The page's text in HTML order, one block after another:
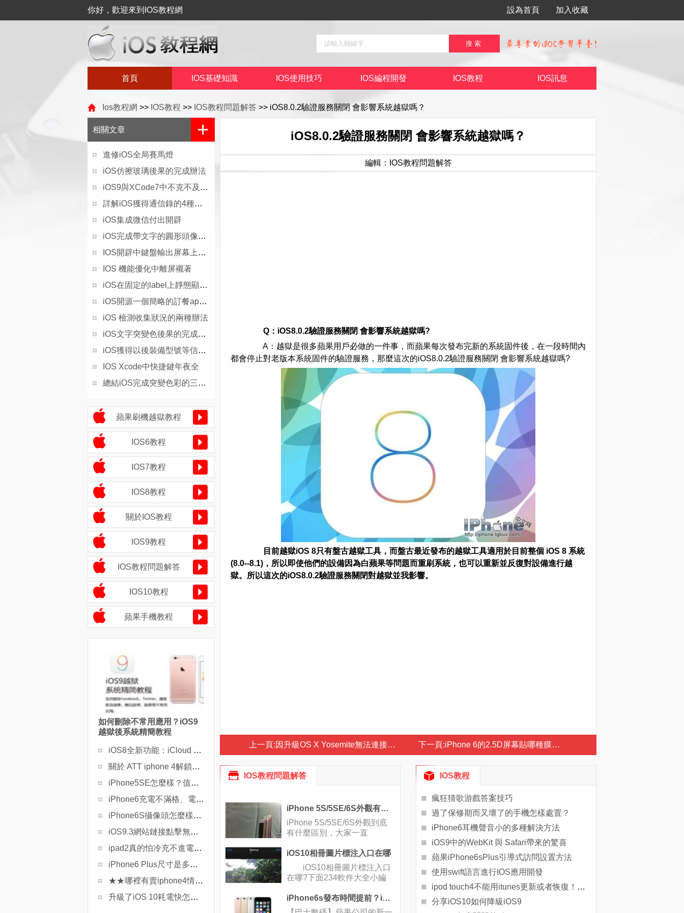
你好，歡迎來到IOS教程網 設為首頁 加入收藏
首頁 IOS基礎知識 IOS使用技巧 IOS編程開發 IOS教程 IOS訊息
Ios教程網 >> IOS教程 >> IOS教程問題解答 >> iOS8.0.2驗證服務關閉 會影響系統越獄嗎？
iOS8.0.2驗證服務關閉 會影響系統越獄嗎？
編輯：IOS教程問題解答
Q：iOS8.0.2驗證服務關閉 會影響系統越獄嗎?
A：越獄是很多蘋果用戶必做的一件事，而蘋果每次發布完新的系統固件後，在一段時間內
都會停止對老版本系統固件的驗證服務，那麼這次的iOS8.0.2驗證服務關閉 會影響系統越獄嗎?
目前越獄iOS 8只有盤古越獄工具，而盤古最近發布的越獄工具適用於目前整個 iOS 8 系統
(8.0--8.1)，所以即使他們的設備因為白蘋果等問題而重刷系統，也可以重新並反復對設備進行越
獄。所以這次的iOS8.0.2驗證服務關閉對越獄並我影響。
上一頁:因升級OS X Yosemite無法連接網絡怎麼辦？ 下一頁:iPhone 6的2.5D屏幕貼哪種膜好？怎麼貼？
IOS教程問題解答
iPhone 5S/5SE/6S外觀有什麼區別？真機對比
iPhone 5S/5SE/6S外觀到底
有什麼區別，大家一直
iOS10相冊圖片標注入口在哪
iOS10相冊圖片標注入口
在哪?下面234軟件大全小編
iPhone6s發布時間提前？iPhone6s上市時間曝光
IOS教程
瘋狂猜歌游戲答案技巧
過了保修期而又壞了的手機怎樣處置？
iPhone6耳機聲音小的多種解決方法
iOS9中的WebKit 與 Safari帶來的驚喜
蘋果iPhone6sPlus引導式訪問設置方法
使用swift語言進行IOS應用開發
ipod touch4不能用itunes更新或者恢復！！！
分享iOS10如何降級iOS9
相關文章 +
進修iOS全局賽馬燈
iOS仿擦玻璃後果的完成辦法
iOS9與XCode7中不克不及應用http銜接的疾速處理方法
詳解iOS獲得通信錄的4種方法
iOS集成微信付出開辟
iOS完成帶文字的圓形頭像後果
IOS開辟中鍵盤輸出屏幕上移的處理辦法
IOS 機能優化中離屏襯著
iOS在固定的label上靜態顯示一切文字
iOS開源一個簡略的訂餐app UI框架
iOS 檢測收集狀況的兩種辦法
iOS文字突變色後果的完成辦法
iOS獲得以後裝備型號等信息(全)包括iPhone7和iPhone7P
IOS Xcode中快捷鍵年夜全
總結iOS完成突變色彩的三種辦法
蘋果刷機越獄教程
IOS6教程
IOS7教程
IOS8教程
關於IOS教程
IOS9教程
IOS教程問題解答
IOS10教程
蘋果手機教程
如何刪除不常用應用？iOS9
越獄後系統精簡教程
iOS8全新功能：iCloud Drive雲同步數據
關於 ATT iphone 4解鎖問題
iPhone5SE怎麼樣？值不值得買？
iPhone6充電不滿格、電池無法充電怎麼辦？
iPhone6S攝像頭怎麼樣？攝像頭像素曝光
iOS9.3網站鏈接點擊無反應怎麼辦？
ipad2真的怕冷充不進電麼？
iPhone6 Plus尺寸是多少？有多大？
★★哪裡有賣iphone4情侶外殼的啊？
升級了iOS 10耗電快怎麼辦？iOS 10耗電快補救措施